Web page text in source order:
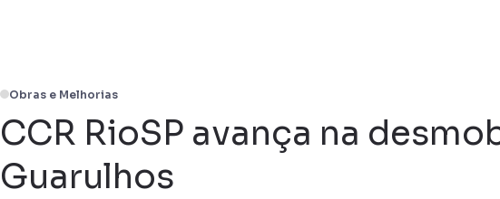
Obras e Melhorias
CCR RioSP avança na
Guarulhos